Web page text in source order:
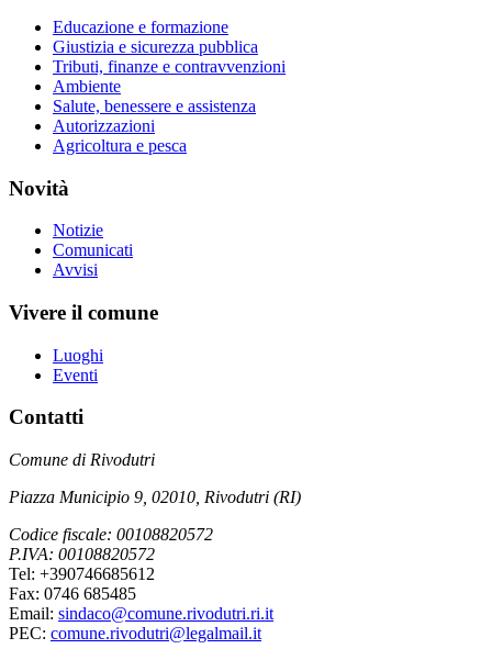
Educazione e formazione
Giustizia e sicurezza pubblica
Tributi, finanze e contravvenzioni
Ambiente
Salute, benessere e assistenza
Autorizzazioni
Agricoltura e pesca
Novità
Notizie
Comunicati
Avvisi
Vivere il comune
Luoghi
Eventi
Contatti
Comune di Rivodutri
Piazza Municipio 9, 02010, Rivodutri (RI)
Codice fiscale: 00108820572
P.IVA: 00108820572
Tel: +390746685612
Fax: 0746 685485
Email: sindaco@comune.rivodutri.ri.it
PEC: comune.rivodutri@legalmail.it